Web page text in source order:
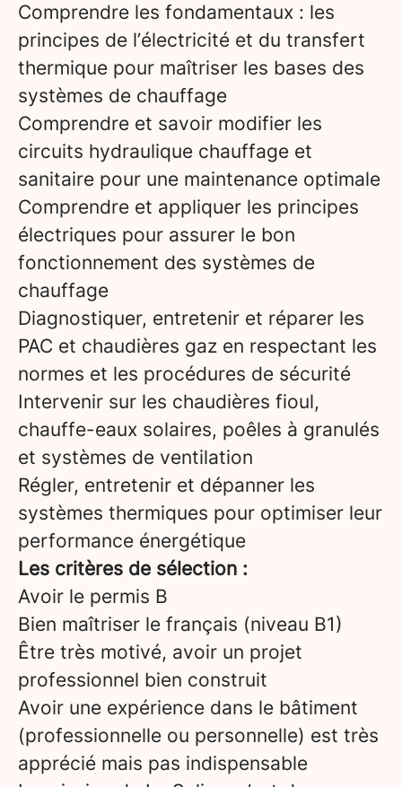
Comprendre les fondamentaux : les
principes de l’électricité et du transfert
thermique pour maîtriser les bases des
systèmes de chauffage
Comprendre et savoir modifier les
circuits hydraulique chauffage et
sanitaire pour une maintenance optimale
Comprendre et appliquer les principes
électriques pour assurer le bon
fonctionnement des systèmes de
chauffage
Diagnostiquer, entretenir et réparer les
PAC et chaudières gaz en respectant les
normes et les procédures de sécurité
Intervenir sur les chaudières fioul,
chauffe-eaux solaires, poêles à granulés
et systèmes de ventilation
Régler, entretenir et dépanner les
systèmes thermiques pour optimiser leur
performance énergétique
Les critères de sélection :
Avoir le permis B
Bien maîtriser le français (niveau B1)
Être très motivé, avoir un projet
professionnel bien construit
Avoir une expérience dans le bâtiment
(professionnelle ou personnelle) est très
apprécié mais pas indispensable